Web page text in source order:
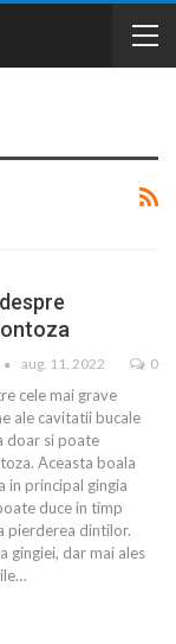
aug. 11, 2022 0
cele mai grave
ale cavitatii bucale
doar si poate
Aceasta boala
in principal gingia
duce in timp
pierderea dintilor.
gingiei, dar mai ales